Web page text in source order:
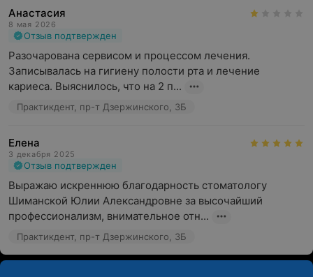
Анастасия
8 мая 2026
Отзыв подтвержден
Разочарована сервисом и процессом лечения.
Записывалась на гигиену полости рта и лечение
кариеса. Выяснилось, что на 2 п...
Практикдент, пр-т Дзержинского, 3Б
Елена
3 декабря 2025
Отзыв подтвержден
Выражаю искреннюю благодарность стоматологу
Шиманской Юлии Александровне за высочайший
профессионализм, внимательное отн...
Практикдент, пр-т Дзержинского, 3Б